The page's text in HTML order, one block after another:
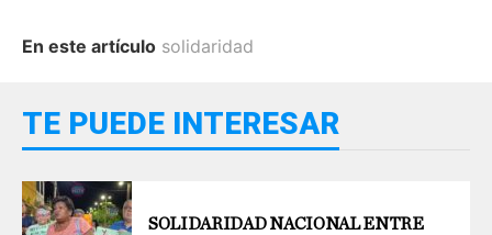
En este artículo solidaridad
TE PUEDE INTERESAR
SOLIDARIDAD NACIONAL ENTRE